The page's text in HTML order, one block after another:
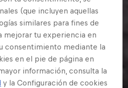
(que incluyen aquellas
similares para fines de
mejorar tu experiencia en
consentimiento mediante la
en el pie de página en
información, consulta la
y la Configuración de cookies